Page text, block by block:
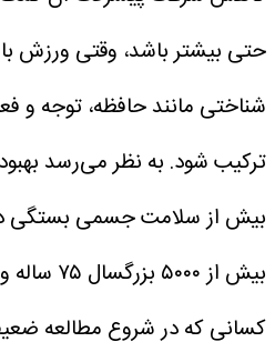
حتی بیشتر باشد، وقتی ورزش
شناختی مانند حافظه، توجه و
ترکیب شود. به نظر می‌رسد
بیش از سلامت جسمی بستگی
بیش از
کسانی که در شروع مطالعه